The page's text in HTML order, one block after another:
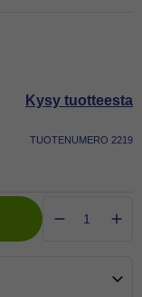
Kysy tuotteesta
TUOTENUMERO 2219